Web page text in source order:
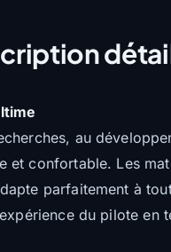
au
et confortable. Les
parfaitement à
du pilote